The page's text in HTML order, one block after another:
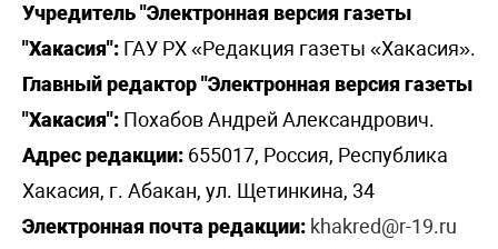
Учредитель "Электронная версия газеты
"Хакасия": ГАУ РХ «Редакция газеты «Хакасия».
Главный редактор "Электронная версия газеты
"Хакасия": Похабов Андрей Александрович.
Адрес редакции: 655017, Россия, Республика
Хакасия, г. Абакан, ул. Щетинкина, 34
Электронная почта редакции: khakred@r-19.ru